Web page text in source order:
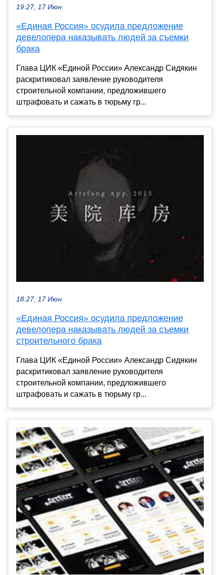
19:27, 17 Июн
«Единая Россия» осудила предложение
девелопера наказывать людей за съемки
брака
Глава ЦИК «Единой России» Александр Сидякин
раскритиковал заявление руководителя
строительной компании, предложившего
штрафовать и сажать в тюрьму гр...
18:27, 17 Июн
«Единая Россия» осудила предложение
девелопера наказывать людей за съемки
строительного брака
Глава ЦИК «Единой России» Александр Сидякин
раскритиковал заявление руководителя
строительной компании, предложившего
штрафовать и сажать в тюрьму гр...